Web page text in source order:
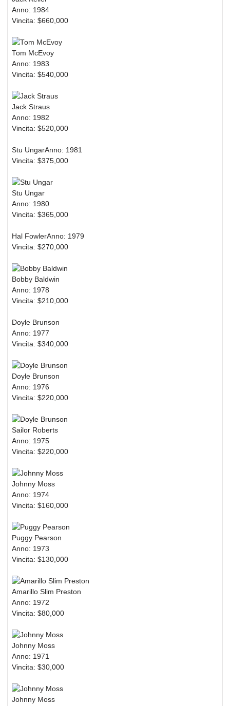
Anno: 1984
Vincita: $660,000
Tom McEvoy
Anno: 1983
Vincita: $540,000
Jack Straus
Anno: 1982
Vincita: $520,000
Stu UngarAnno: 1981
Vincita: $375,000
Stu Ungar
Anno: 1980
Vincita: $365,000
Hal FowlerAnno: 1979
Vincita: $270,000
Bobby Baldwin
Anno: 1978
Vincita: $210,000
Doyle Brunson
Anno: 1977
Vincita: $340,000
Doyle Brunson
Anno: 1976
Vincita: $220,000
Sailor Roberts
Anno: 1975
Vincita: $220,000
Johnny Moss
Anno: 1974
Vincita: $160,000
Puggy Pearson
Anno: 1973
Vincita: $130,000
Amarillo Slim Preston
Anno: 1972
Vincita: $80,000
Johnny Moss
Anno: 1971
Vincita: $30,000
Johnny Moss